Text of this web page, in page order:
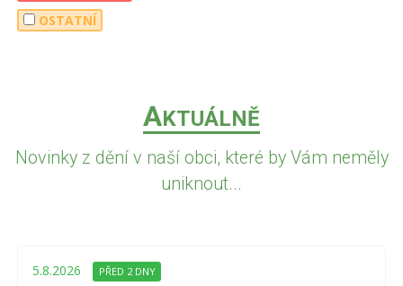
OSTATNÍ
AKTUÁLNĚ
Novinky z dění v naší obci, které by Vám neměly
uniknout...
5.8.2026 PŘED 2 DNY